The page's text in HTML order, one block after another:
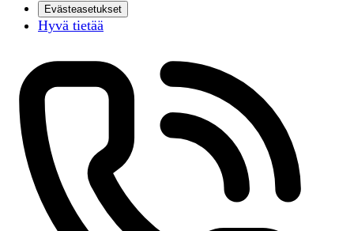
Evästeasetukset
Hyvä tietää